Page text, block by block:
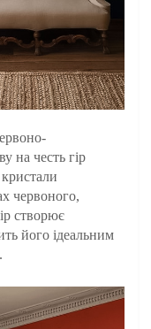
на честь гір
червоного,
створює
його ідеальним